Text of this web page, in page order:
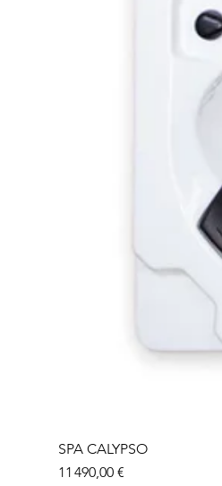
SPA CALYPSO
Prix
11 490,00 €